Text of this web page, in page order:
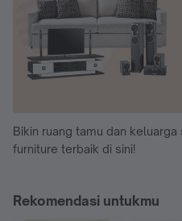
Bikin ruang tamu dan
furniture terbaik di sini!
Rekomendasi untukmu